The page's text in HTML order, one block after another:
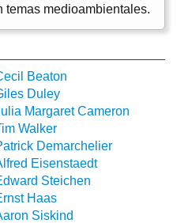
temas medioambientales.
Beaton
Duley
Margaret Cameron
Walker
Demarchelier
Eisenstaedt
Steichen
Haas
Siskind